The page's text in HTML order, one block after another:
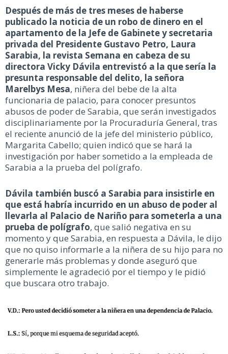
Después de más de tres meses de haberse
publicado la noticia de un robo de dinero en el
apartamento de la Jefe de Gabinete y secretaria
privada del Presidente Gustavo Petro, Laura
Sarabia, la revista Semana en cabeza de su
directora Vicky Dávila entrevistó a la que sería la
presunta responsable del delito, la señora
Marelbys Mesa, niñera del bebe de la alta
funcionaria de palacio, para conocer presuntos
abusos de poder de Sarabia, que serán investigados
disciplinariamente por la Procuraduría General, tras
el reciente anunció de la jefe del ministerio público,
Margarita Cabello; quien indicó que se hará la
investigación por haber sometido a la empleada de
Sarabia a la prueba del polígrafo.
Dávila también buscó a Sarabia para insistirle en
que está habría incurrido en un abuso de poder al
llevarla al Palacio de Nariño para someterla a una
prueba de polígrafo, que salió negativa en su
momento y que Sarabia, en respuesta a Dávila, le dijo
que no quiso informarle a la niñera de su hijo para no
generarle más problemas y donde aseguró que
simplemente le agradeció por el tiempo y le pidió
que buscara otro trabajo.